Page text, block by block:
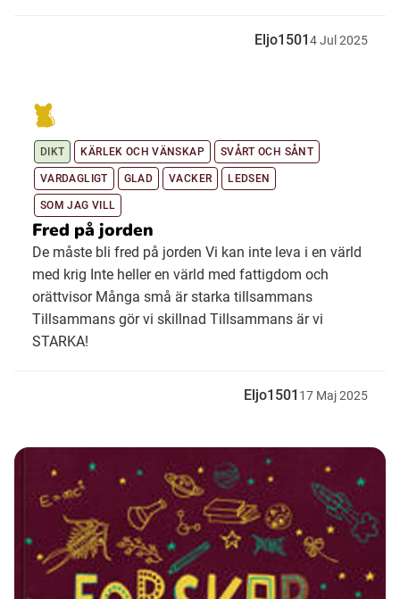
Eljo15014Jul2025
DIKT KÄRLEK OCH VÄNSKAP SVÅRT OCH SÅNT
VARDAGLIGT GLAD VACKER LEDSEN
SOM JAG VILL
Fred på jorden
De måste bli fred på jorden Vi kan inte leva i en värld
med krig Inte heller en värld med fattigdom och
orättvisor Många små är starka tillsammans
Tillsammans gör vi skillnad Tillsammans är vi
STARKA!
Eljo1501 17 Maj2025